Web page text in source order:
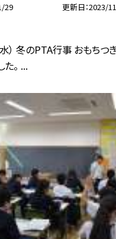
29 更新日 2023/
水） 冬のPTA行事 おもち
。 ...